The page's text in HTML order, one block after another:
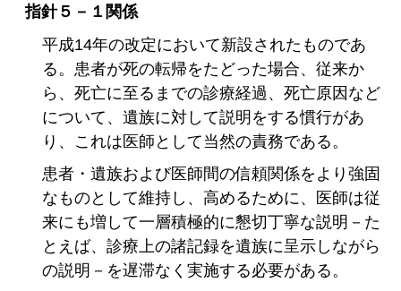
指針５－１関係
平成14年の改定において新設されたものであ
る。患者が死の転帰をたどった場合、従来か
ら、死亡に至るまでの診療経過、死亡原因など
について、遺族に対して説明をする慣行があ
り、これは医師として当然の責務である。
患者・遺族および医師間の信頼関係をより強固
なものとして維持し、高めるために、医師は従
来にも増して一層積極的に懇切丁寧な説明－た
とえば、診療上の諸記録を遺族に呈示しながら
の説明－を遅滞なく実施する必要がある。